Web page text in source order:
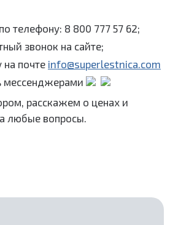
телефону: 8 800 777 57 62;
звонок на сайте;
на почте info@superlestnica.com
мессенджерами
расскажем о ценах и
любые вопросы.